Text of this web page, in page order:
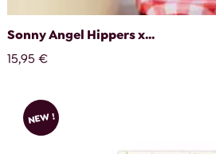
Sonny Angel Hippers x...
15,95 €
NEW !